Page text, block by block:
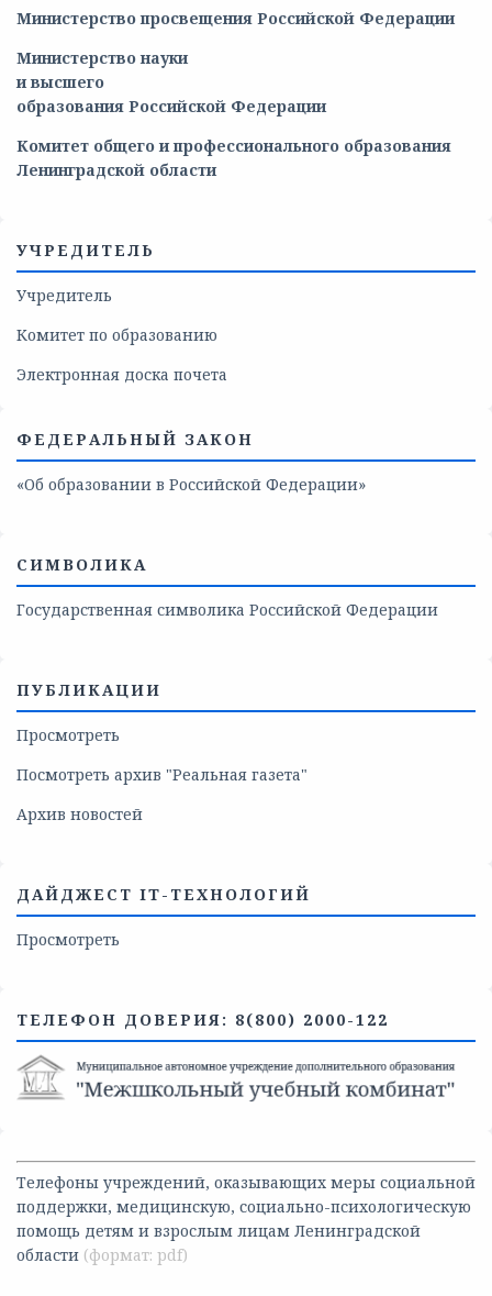
Министерство просвещения Российской Федерации
Министерство науки
и высшего
образования Российской Федерации
Комитет общего и профессионального образования
Ленинградской области
УЧРЕДИТЕЛЬ
Учредитель
Комитет по образованию
Электронная доска почета
ФЕДЕРАЛЬНЫЙ ЗАКОН
«Об образовании в Российской Федерации»
СИМВОЛИКА
Государственная символика Российской Федерации
ПУБЛИКАЦИИ
Просмотреть
Посмотреть архив "Реальная газета"
Архив новостей
ДАЙДЖЕСТ IT-ТЕХНОЛОГИЙ
Просмотреть
ТЕЛЕФОН ДОВЕРИЯ: 8(800) 2000-122